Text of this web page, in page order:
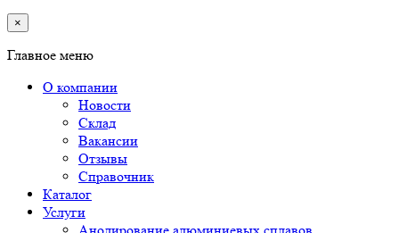
×
Главное меню
О компании
Новости
Склад
Вакансии
Отзывы
Справочник
Каталог
Услуги
Анодирование алюминиевых сплавов